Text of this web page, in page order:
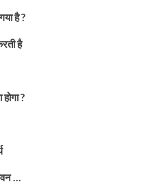
है ?
है
?
…